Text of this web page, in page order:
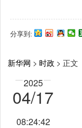
分享到:
新华网 > 时政 > 正文
2025
04/17
08:24:42